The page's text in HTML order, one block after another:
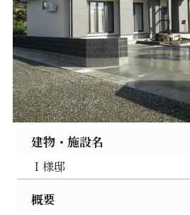
建物・施設名
Ｉ様邸
概要